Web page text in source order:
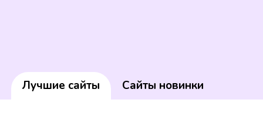
Лучшие сайты Сайты новинки